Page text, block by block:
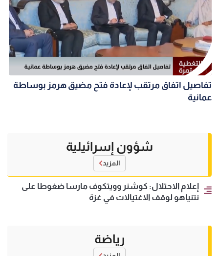
تفاصيل اتفاق مرتقب لإعادة فتح مضيق هرمز بوساطة
عمانية
شؤون إسرائيلية
المزيد
إعلام الاحتلال: كوشنر وويتكوف مارسا ضغوطا على
نتنياهو لوقف الاغتيالات في غزة
رياضة